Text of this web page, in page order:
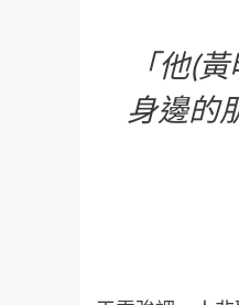
「他(
身邊的